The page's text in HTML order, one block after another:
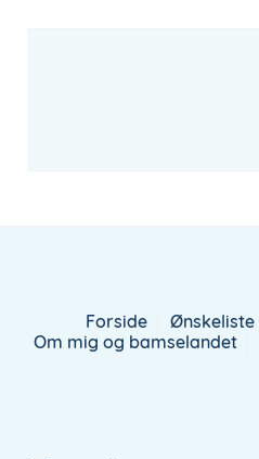
Forside Ønskeliste
Om mig og bamselandet